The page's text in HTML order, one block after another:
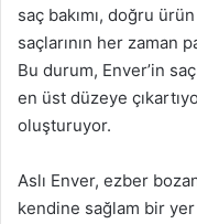
saç bakımı, doğru
saçlarının her zaman
Bu durum, Enver’in
en üst düzeye
oluşturuyor.
Aslı Enver, ezber
kendine sağlam bir